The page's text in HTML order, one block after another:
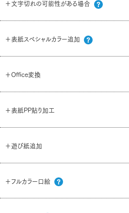
＋文字切れの可能性がある場合
＋表紙スペシャルカラー追加
＋Office変換
＋表紙PP貼り加工
＋遊び紙追加
＋フルカラー口絵